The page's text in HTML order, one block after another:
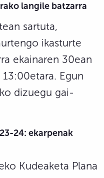
langile batzarra
sartuta,
ikasturte
ekainaren 30ean
Egun
dizuegu gai-
24: ekarpenak
Kudeaketa Plana